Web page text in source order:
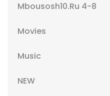
Mbousosh10.ru 4-8
Movies
Music
NEW